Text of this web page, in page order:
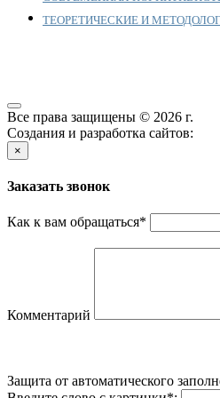
ТЕОРЕТИЧЕСКИЕ И
Все права защищены © 2026 г.
Создания и разработка сайтов:
×
Заказать звонок
Как к вам обращаться*
Комментарий
Защита от автоматического